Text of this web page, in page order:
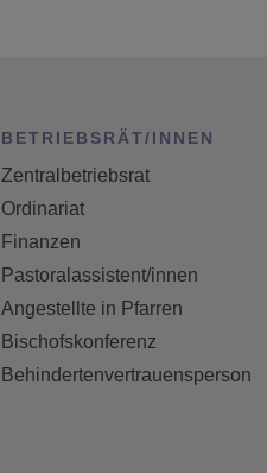
BETRIEBSRÄT/INNEN
Zentralbetriebsrat
Ordinariat
Finanzen
Pastoralassistent/innen
Angestellte in Pfarren
Bischofskonferenz
Behindertenvertrauensperson